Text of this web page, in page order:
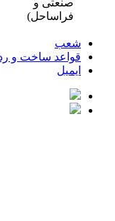
صنعتی و
فراساحل)
شعب
قواعد ساخت و
ایمیل